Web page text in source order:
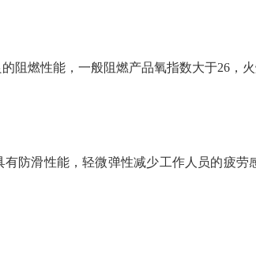
燃性能，一般阻燃产品氧指数大于26，火
滑性能，轻微弹性减少工作人员的疲劳